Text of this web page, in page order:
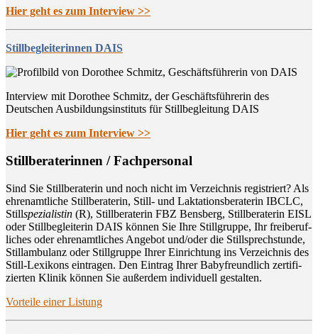
Hier geht es zum Interview >>
Stillbegleiterinnen DAIS
Interview mit Dorothee Schmitz, der Geschäftsführerin des
Deutschen Ausbildungsinstituts für Stillbegleitung DAIS
Hier geht es zum Interview >>
Still­be­ra­te­rin­nen / Fachpersonal
Sind Sie Still­be­ra­te­rin und noch nicht im Ver­zeich­nis regis­triert? Als
ehren­amt­li­che Still­be­ra­te­rin, Still- und Lak­ta­ti­ons­be­ra­te­rin IBCLC,
Stillspe­zia­lis­tin (R), Still­be­ra­te­rin FBZ Bens­berg, Still­be­ra­te­rin EISL
oder Still­be­glei­te­rin DAIS kön­nen Sie Ihre Still­grup­pe, Ihr frei­be­ruf­
li­ches oder ehren­amt­li­ches Ange­bot und/oder die Still­sprech­stun­de,
Still­am­bu­lanz oder Still­grup­pe Ihrer Ein­rich­tung ins Ver­zeich­nis des
Still-Lexi­kons ein­tra­gen. Den Ein­trag Ihrer Baby­freund­lich zer­ti­fi­
zier­ten Kli­nik kön­nen Sie außer­dem indi­vi­du­ell gestalten.
Vor­tei­le einer Listung